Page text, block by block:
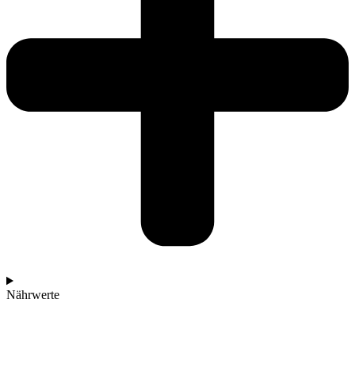
Nährwerte